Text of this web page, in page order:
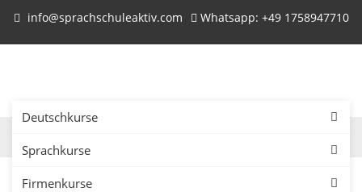
info@sprachschuleaktiv.com Whatsapp: +49 1758947710
Deutschkurse
Sprachkurse
Firmenkurse